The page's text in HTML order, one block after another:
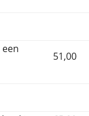
51,00